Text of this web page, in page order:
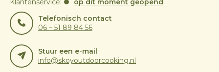
Klantenservice:
op dit moment geopend
Telefonisch contact
06 – 51 89 84 56
Stuur een e-mail
info@skoyoutdoorcooking.nl